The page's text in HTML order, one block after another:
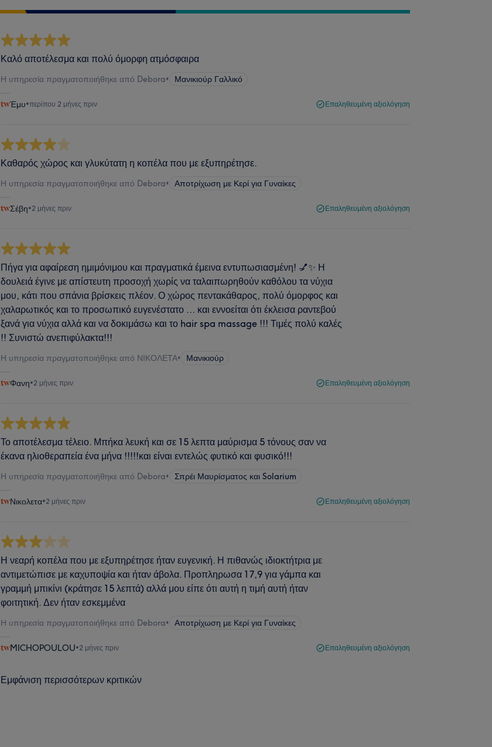
Καλό αποτέλεσμα και πολύ όμορφη ατμόσφαιρα
Η υπηρεσία πραγματοποιήθηκε από Debora• Μανικιούρ Γαλλικό
Έμυ•περίπου 2 μήνες πριν Επαληθευμένη αξιολόγηση
Καθαρός χώρος και γλυκύτατη η κοπέλα που με εξυπηρέτησε.
Η υπηρεσία πραγματοποιήθηκε από Debora• Αποτρίχωση με Κερί για Γυναίκες
Σέβη•2 μήνες πριν Επαληθευμένη αξιολόγηση
Πήγα για αφαίρεση ημιμόνιμου και πραγματικά έμεινα εντυπωσιασμένη! 💅✨ Η
δουλειά έγινε με απίστευτη προσοχή χωρίς να ταλαιπωρηθούν καθόλου τα νύχια
μου, κάτι που σπάνια βρίσκεις πλέον. Ο χώρος πεντακάθαρος, πολύ όμορφος και
χαλαρωτικός και το προσωπικό ευγενέστατο … και εννοείται ότι έκλεισα ραντεβού
ξανά για νύχια αλλά και να δοκιμάσω και το hair spa massage !!! Τιμές πολύ καλές
!! Συνιστώ ανεπιφύλακτα!!!
Η υπηρεσία πραγματοποιήθηκε από ΝΙΚΟΛΕΤΑ• Μανικιούρ
Φανη•2 μήνες πριν Επαληθευμένη αξιολόγηση
Το αποτέλεσμα τέλειο. Μπήκα λευκή και σε 15 λεπτα μαύρισμα 5 τόνους σαν να
έκανα ηλιοθεραπεία ένα μήνα !!!!!και είναι εντελώς φυτικό και φυσικό!!!
Η υπηρεσία πραγματοποιήθηκε από Debora• Σπρέι Μαυρίσματος και Solarium
Νικολετα•2 μήνες πριν Επαληθευμένη αξιολόγηση
Η νεαρή κοπέλα που με εξυπηρέτησε ήταν ευγενική. Η πιθανώς ιδιοκτήτρια με
αντιμετώπισε με καχυποψία και ήταν άβολα. Προπληρωσα 17,9 για γάμπα και
γραμμή μπικίνι (κράτησε 15 λεπτά) αλλά μου είπε ότι αυτή η τιμή αυτή ήταν
φοιτητική. Δεν ήταν εσκεμμένα
Η υπηρεσία πραγματοποιήθηκε από Debora• Αποτρίχωση με Κερί για Γυναίκες
MICHOPOULOU•2 μήνες πριν Επαληθευμένη αξιολόγηση
Εμφάνιση περισσότερων κριτικών